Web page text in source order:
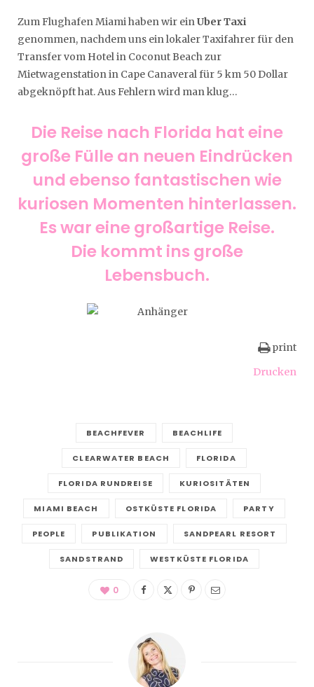
Zum Flughafen Miami haben wir einUber Taxi
genommen, nachdem uns ein lokaler Taxifahrer für den
Transfer vom Hotel in Coconut Beach zur
Mietwagenstation in Cape Canaveral für 5 km 50 Dollar
abgeknöpft hat. Aus Fehlern wird man klug…
Die Reise nach Florida hat eine
große Fülle an neuen Eindrücken
und ebenso fantastischen wie
kuriosen Momenten hinterlassen.
Es war eine großartige Reise.
Die kommt ins große
Lebensbuch.
print
Drucken
BEACHFEVER BEACHLIFE
CLEARWATER BEACH FLORIDA
FLORIDA RUNDREISE KURIOSITÄTEN
MIAMI BEACH OSTKÜSTE FLORIDA PARTY
PEOPLE PUBLIKATION SANDPEARL RESORT
SANDSTRAND WESTKÜSTE FLORIDA
0